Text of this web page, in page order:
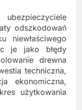
odszkodowań
niewłaściwego
je jako błędy
drewna
techniczna,
ekonomiczna,
użytkowania